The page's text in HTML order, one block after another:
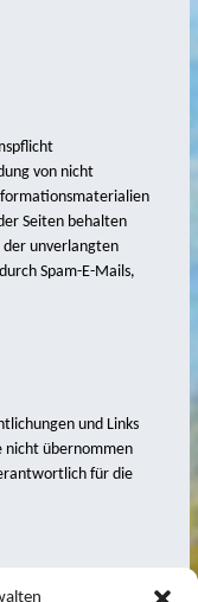
von nicht
Seiten behalten
der unverlangten
Spam-E-Mails,
und Links
nicht übernommen
für die